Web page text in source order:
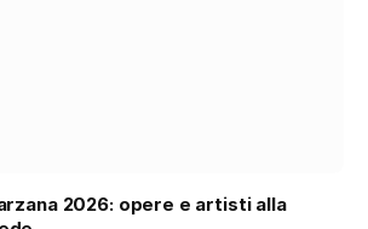
2026: opere e artisti alla